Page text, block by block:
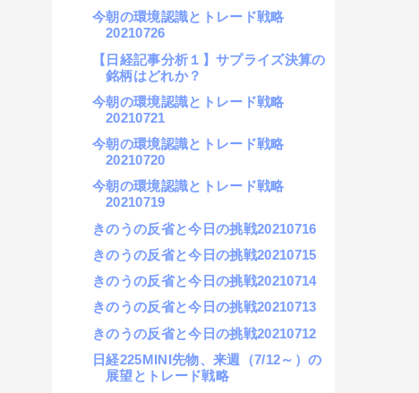
今朝の環境認識とトレード戦略
20210726
【日経記事分析１】サプライズ決算の
銘柄はどれか？
今朝の環境認識とトレード戦略
20210721
今朝の環境認識とトレード戦略
20210720
今朝の環境認識とトレード戦略
20210719
きのうの反省と今日の挑戦20210716
きのうの反省と今日の挑戦20210715
きのうの反省と今日の挑戦20210714
きのうの反省と今日の挑戦20210713
きのうの反省と今日の挑戦20210712
日経225MINI先物、来週（7/12～）の
展望とトレード戦略